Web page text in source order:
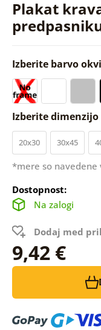
Plakat
Izberite barvo
Izberite
20x30 30x45
*mere so navedene
Dostopnost:
Na zalogi
Dodaj med
9,42 €